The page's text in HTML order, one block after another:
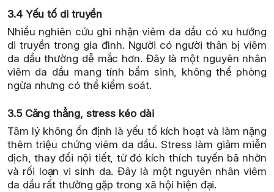
3.4 Yếu tố di truyền
Nhiều nghiên cứu ghi nhận viêm da dầu có xu hướng
di truyền trong gia đình. Người có người thân bị viêm
da dầu thường dễ mắc hơn. Đây là một nguyên nhân
viêm da dầu mang tính bẩm sinh, không thể phòng
ngừa nhưng có thể kiểm soát.
3.5 Căng thẳng, stress kéo dài
Tâm lý không ổn định là yếu tố kích hoạt và làm nặng
thêm triệu chứng viêm da dầu. Stress làm giảm miễn
dịch, thay đổi nội tiết, từ đó kích thích tuyến bã nhờn
và rối loạn vi sinh da. Đây là một nguyên nhân viêm
da dầu rất thường gặp trong xã hội hiện đại.